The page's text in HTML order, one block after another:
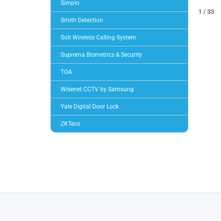
Simplo
Smith Detection
Solt Wireless Calling System
Suprema Biometrics & Security
TOA
Wisenet CCTV by Samsung
Yale Digital Door Lock
ZKTeco
1 / 33